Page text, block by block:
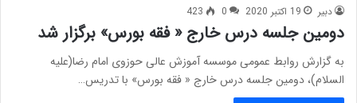
دبیر 19 اکتبر 2020 0
423
دومین جلسه درس خارج « فقه بورس» برگزار شد
به گزارش روابط عمومی موسسه آموزش عالی حوزوی امام رضا(علیه
السلام)، دومین جلسه درس خارج « فقه بورس» با تدریس…